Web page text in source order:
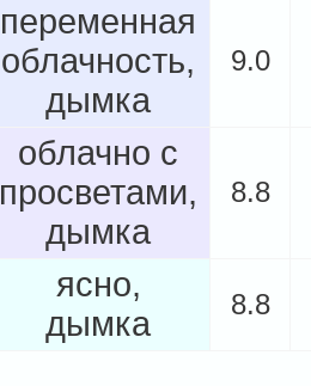
переменная
облачность,
дымка
9.0
облачно с
просветами,
дымка
8.8
ясно,
дымка
8.8